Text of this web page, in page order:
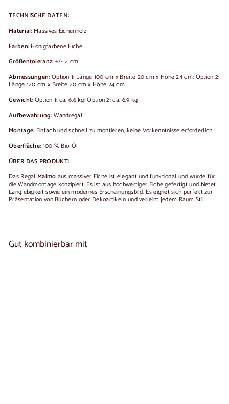
TECHNISCHE DATEN:
Material: Massives Eichenholz
Farben: Honigfarbene Eiche
Größentoleranz: +/- 2 cm
Abmessungen: Option 1: Länge 100 cm x Breite 20 cm x Höhe 24 cm; Option 2:
Länge 120 cm x Breite 20 cm x Höhe 24 cm
Gewicht: Option 1: ca. 6,6 kg; Option 2: ca. 6,9 kg
Aufbewahrung:Wandregal
Montage: Einfach und schnell zu montieren, keine Vorkenntnisse erforderlich
Oberfläche: 100 % Bio-Öl
ÜBER DAS PRODUKT:
Das Regal Malmo aus massiver Eiche ist elegant und funktional und wurde für
die Wandmontage konzipiert. Es ist aus hochwertiger Eiche gefertigt und bietet
Langlebigkeit sowie ein modernes Erscheinungsbild. Es eignet sich perfekt zur
Präsentation von Büchern oder Dekoartikeln und verleiht jedem Raum Stil.
Gut kombinierbar mit